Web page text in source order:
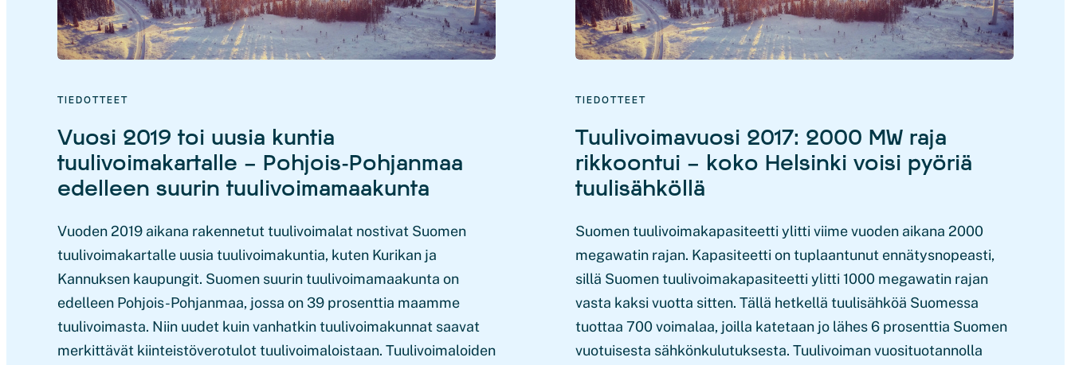
TIEDOTTEET
Vuosi 2019 toi uusia kuntia
tuulivoimakartalle – Pohjois-Pohjanmaa
edelleen suurin tuulivoimamaakunta
Vuoden 2019 aikana rakennetut tuulivoimalat nostivat Suomen
tuulivoimakartalle uusia tuulivoimakuntia, kuten Kurikan ja
Kannuksen kaupungit. Suomen suurin tuulivoimamaakunta on
edelleen Pohjois-Pohjanmaa, jossa on 39 prosenttia maamme
tuulivoimasta. Niin uudet kuin vanhatkin tuulivoimakunnat saavat
merkittävät kiinteistöverotulot tuulivoimaloistaan. Tuulivoimaloiden
TIEDOTTEET
Tuulivoimavuosi 2017: 2000 MW raja
rikkoontui – koko Helsinki voisi pyöriä
tuulisähköllä
Suomen tuulivoimakapasiteetti ylitti viime vuoden aikana 2000
megawatin rajan. Kapasiteetti on tuplaantunut ennätysnopeasti,
sillä Suomen tuulivoimakapasiteetti ylitti 1000 megawatin rajan
vasta kaksi vuotta sitten. Tällä hetkellä tuulisähköä Suomessa
tuottaa 700 voimalaa, joilla katetaan jo lähes 6 prosenttia Suomen
vuotuisesta sähkönkulutuksesta. Tuulivoiman vuosituotannolla